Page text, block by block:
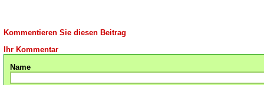
Kommentieren Sie diesen Beitrag
Ihr Kommentar
Name